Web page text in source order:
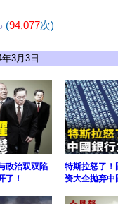
(94,077次)
3月3日
政治双双陷
了！
特斯拉怒了！
资大企抛弃中